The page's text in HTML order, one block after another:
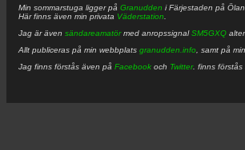
Min sommarstuga ligger på Granudden i Färjestaden på
Här finns även min privata Väderstation
Jag är även sändareamatörmed anropssignalSM5GXQ
Allt publiceras på min webbplats granudden.info , samt på
Jag finns förstås även på Facebook och Twitter. finns förstås